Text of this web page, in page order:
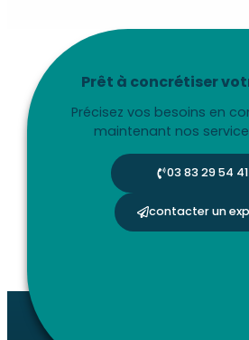
Prêt à concrétiser
Précisez vos besoins en
maintenant nos
03 83 29 54 41
contacter un